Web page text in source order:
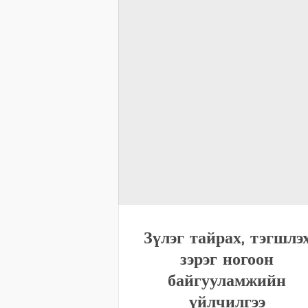
Зүлэг тайрах,
зэрэг ногоон
байгууламжийн
үйлчилгээ